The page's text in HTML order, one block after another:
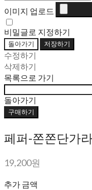
이미지 업로드
비밀글로 지정하기
돌아가기 저장하기
수정하기
삭제하기
목록으로 가기
돌아가기
구매하기
페퍼-쫀쫀단가
19,200원
추가 금액